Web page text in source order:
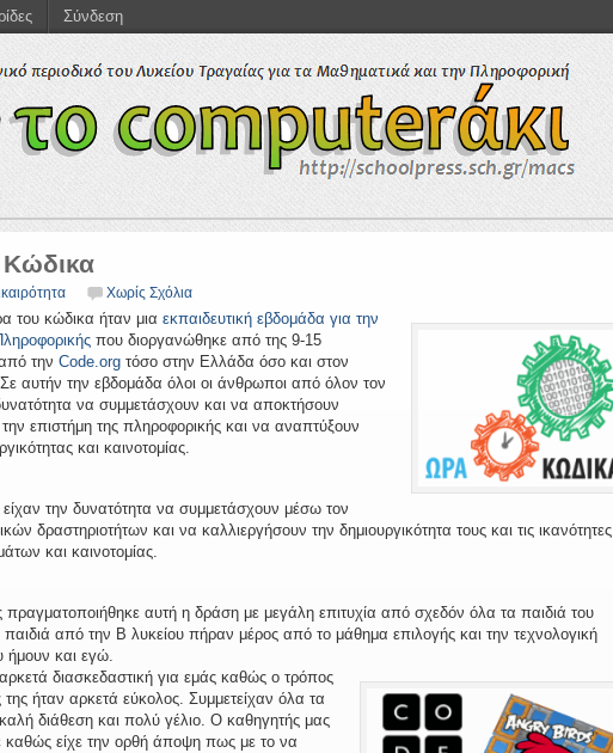
Χωρίς Σχόλια
του κώδικα ήταν μια εκπαιδευτική εβδομάδα για την
που διοργανώθηκε από της 9-15
την Code.org τόσο στην Ελλάδα όσο και στον
αυτήν την εβδομάδα όλοι οι άνθρωποι από όλον τον
να συμμετάσχουν και να αποκτήσουν
επιστήμη της πληροφορικής και να αναπτύξoυν
και καινοτομίας.
την δυνατότητα να συμμετάσχουν μέσω τον
δραστηριοτήτων και να καλλιεργήσουν την δημιουργικότητα τους και τις ικανότητες
και καινοτομίας.
αυτή η δράση με μεγάλη επιτυχία από σχεδόν όλα τα παιδιά του
από την Β λυκείου πήραν μέρος από το μάθημα επιλογής και την τεχνολογική
ήμουν και εγώ.
διασκεδαστική για εμάς καθώς ο τρόπος
ήταν αρκετά εύκολος. Συμμετείχαν όλα τα
διάθεση και πολύ γέλιο. Ο καθηγητής μας
καθώς είχε την ορθή άποψη πως με το να
Σύνδεση